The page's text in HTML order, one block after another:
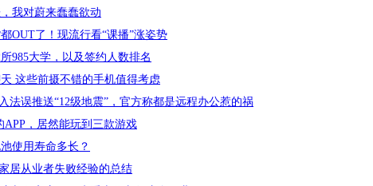
我对蔚来蠢蠢欲动
OUT了！现流行看“课播”涨姿势
985大学，以及签约人数排名
这些前摄不错的手机值得考虑
法误推送“12级地震”，官方称都是远程办公惹的祸
APP，居然能玩到三款游戏
使用寿命多长？
居从业者失败经验的总结